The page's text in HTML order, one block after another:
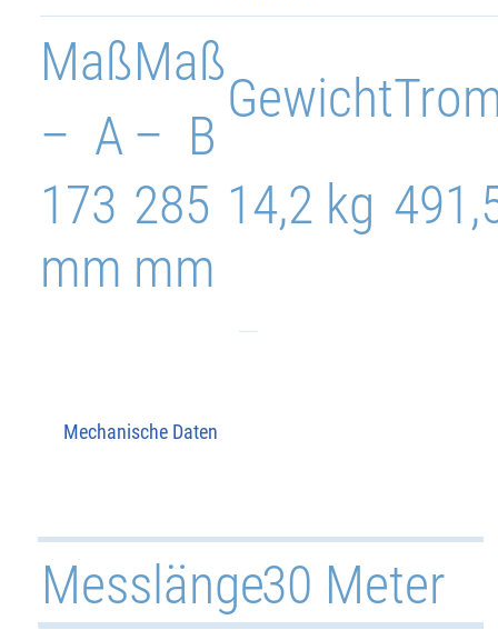
Gewicht
14,2 kg
Maß
– A
Maß
– B
285
mm
173
mm
Mechanische Daten
30 Meter
Messlänge